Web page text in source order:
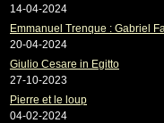
14-04-2024
Emmanuel Trenque : Gabriel
20-04-2024
Giulio Cesare in Egitto
27-10-2023
Pierre et le loup
04-02-2024